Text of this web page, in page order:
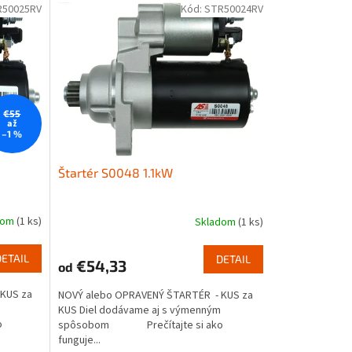
€55
až
–1 %
(1 ks)
za
Štartér S0048 1.1kW
Skladom (1 ks)
od €54,33 DETAIL
NOVÝ alebo OPRAVENÝ ŠTARTÉR - KUS za
KUS Diel dodávame aj s výmenným
spôsobom Prečítajte si ako
funguje...
Kód: STR50024RV